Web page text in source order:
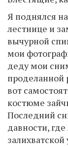
Я поднялся
лестнице и
вычурной
мои
деду мои
проделанной
вот
костюме
Последний
давности,
залихватской